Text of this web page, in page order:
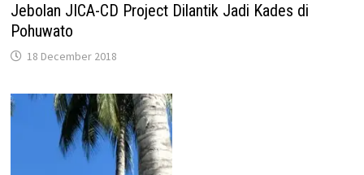
Jebolan JICA-CD Project Dilantik Jadi Kades di
Pohuwato
18 December 2018